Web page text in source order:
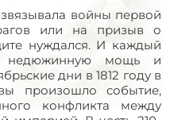
войны первой
или на призыв о
нуждался. И каждый
недюжинную мощь и
дни в 1812 году в
произошло событие,
конфликта между